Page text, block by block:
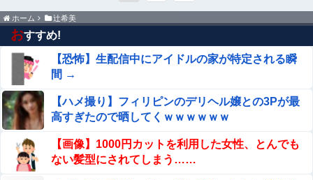
ホーム 辻希美
おすすめ!
【恐怖】生配信中にアイドルの家が特定される瞬
間 →
【ハメ撮り】フィリピンのデリヘル嬢との3Pが最
高すぎたので晒してくｗｗｗｗｗｗ
【画像】1000円カットを利用した女性、とんでも
ない髪型にされてしまう……